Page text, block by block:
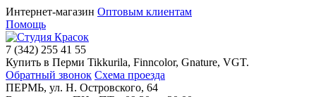
Интернет-магазин Оптовым клиентам
Помощь
7 (342) 255 41 55
Купить в Перми Tikkurila, Finncolor, Gnature, VGT.
Обратный звонок Схема проезда
ПЕРМЬ, ул. Н. Островского, 64